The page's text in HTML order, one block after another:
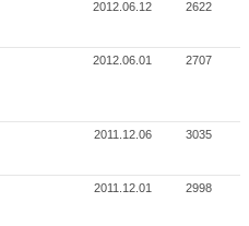
2012.06.12 2622
2012.06.01 2707
2011.12.06 3035
2011.12.01 2998